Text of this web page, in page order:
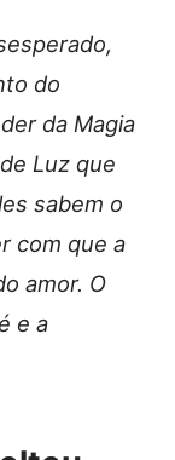
do
da Magia
Luz que
sabem o
com que a
amor. O
e a